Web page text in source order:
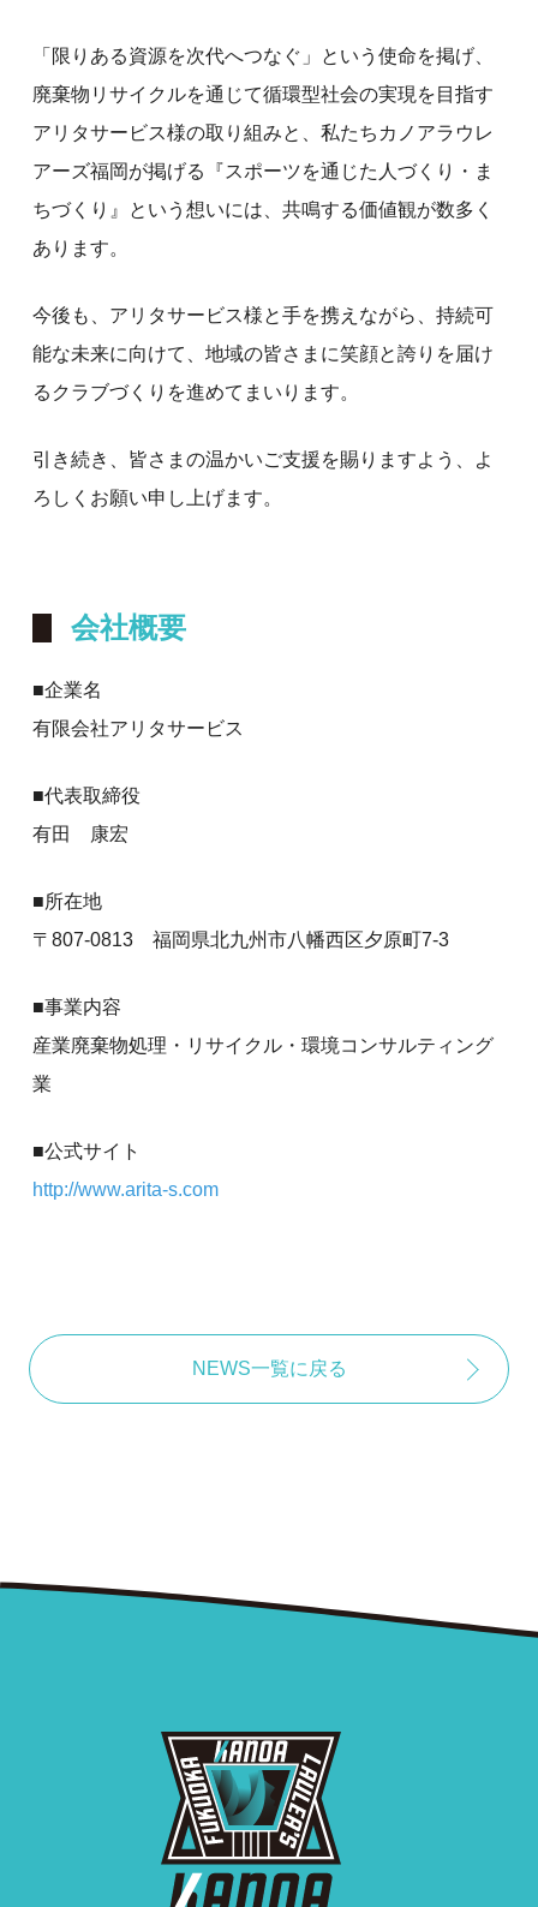
「限りある資源を次代へつなぐ」という使命を掲げ、
廃棄物リサイクルを通じて循環型社会の実現を目指す
アリタサービス様の取り組みと、私たちカノアラウレ
アーズ福岡が掲げる『スポーツを通じた人づくり・ま
ちづくり』という想いには、共鳴する価値観が数多く
あります。
今後も、アリタサービス様と手を携えながら、持続可
能な未来に向けて、地域の皆さまに笑顔と誇りを届け
るクラブづくりを進めてまいります。
引き続き、皆さまの温かいご支援を賜りますよう、よ
ろしくお願い申し上げます。
会社概要
■企業名
有限会社アリタサービス
■代表取締役
有田 康宏
■所在地
〒807-0813 福岡県北九州市八幡西区夕原町7-3
■事業内容
産業廃棄物処理・リサイクル・環境コンサルティング
業
■公式サイト
http://www.arita-s.com
NEWS一覧に戻る